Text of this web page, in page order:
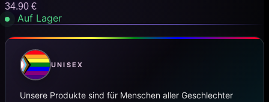
34.90 €
Auf Lager
UNISEX
Unsere Produkte sind für Menschen aller Geschlechter